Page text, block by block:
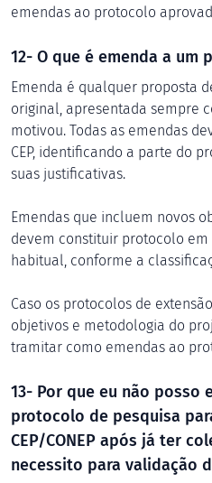
emendas ao protocolo
12- O que é emenda a um
Emenda é qualquer proposta
original, apresentada sempre
motivou. Todas as emendas
CEP, identificando a parte do
suas justificativas.
Emendas que incluem novos
devem constituir protocolo
habitual, conforme a
Caso os protocolos de
objetivos e metodologia do
tramitar como emendas ao
13- Por que eu não posso
protocolo de pesquisa
CEP/CONEP após já ter
necessito para validação